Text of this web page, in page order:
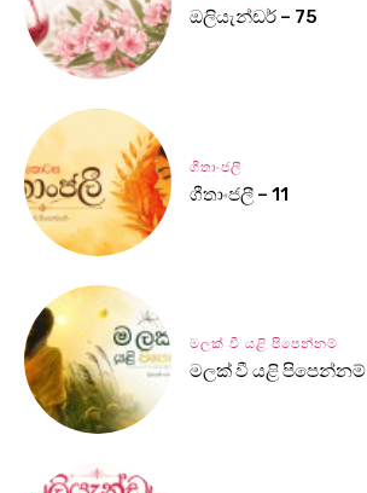
ඔලියැන්ඩර් – 75
ගීතාංජලී
ගීතාංජලී – 11
මලක් වී යළි පිපෙන්නම්
මලක් වී යළි පිපෙන්නම්